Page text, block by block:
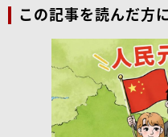
この記事を読んだ方